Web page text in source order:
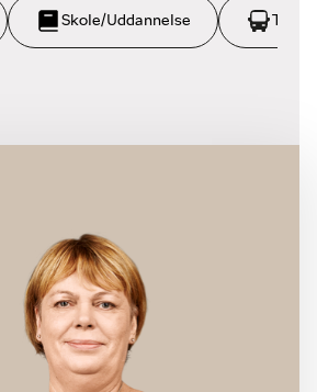
Skole/Uddannelse